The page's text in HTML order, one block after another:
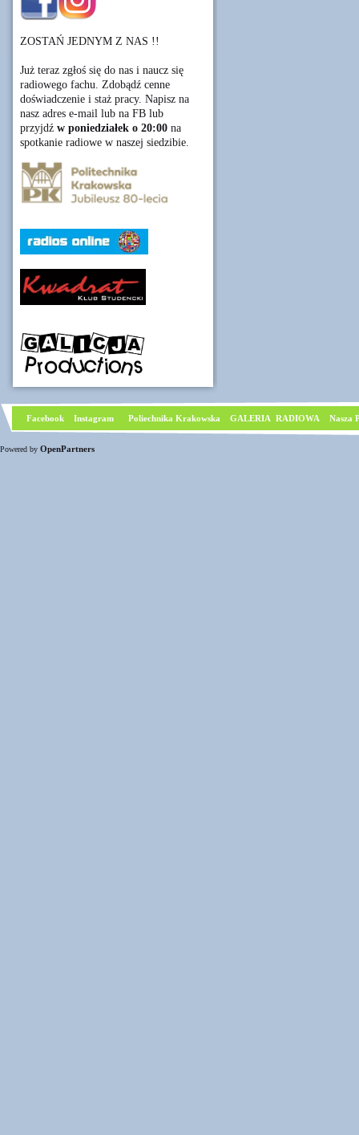
ZOSTAŃ JEDNYM Z NAS !!
Już teraz zgłoś się do nas i naucz się
radiowego fachu. Zdobądź cenne
doświadczenie i staż pracy. Napisz na
nasz adres e-mail lub na FB lub
przyjdź w poniedziałek o 20:00 na
spotkanie radiowe w naszej siedzibie.
Facebook Instagram Poliechnika Krakowska GALERIA RADIOWA Nasza
Powered by OpenPartners